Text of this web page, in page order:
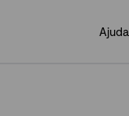
Ajuda